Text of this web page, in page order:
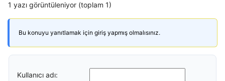
1 yazı görüntüleniyor (toplam 1)
Bu konuyu yanıtlamak için giriş yapmış olmalısınız.
Kullanıcı adı: